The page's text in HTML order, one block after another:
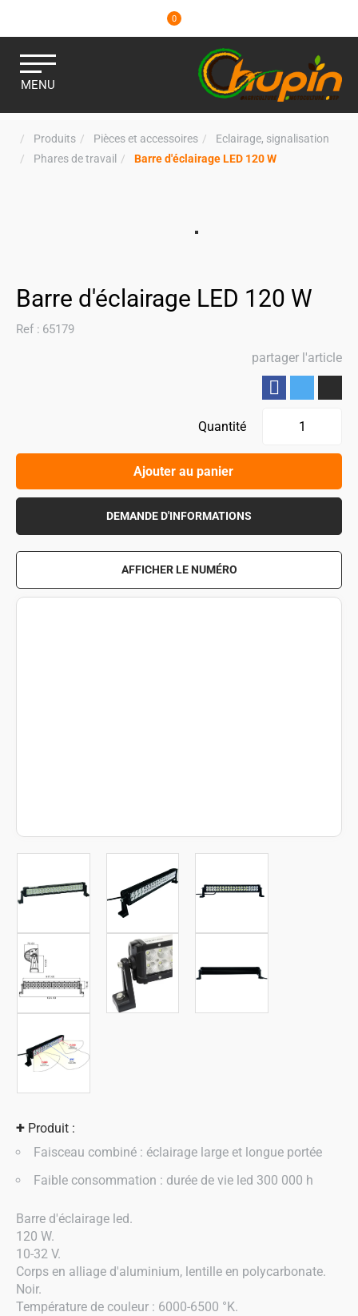
0
MENU
Produits Pièces et accessoires
Eclairage, signalisation
Phares de travail
Barre d'éclairage LED 120 W
Barre d'éclairage LED 120 W
Ref : 65179
+ Produit :
Faisceau combiné : éclairage large et longue portée
Faible consommation : durée de vie led 300 000 h
partager l'article
Barre d'éclairage led.
120 W.
10-32 V.
Corps en alliage d'aluminium, lentille en polycarbonate.
Noir.
Température de couleur : 6000-6500 °K.
Quantité
Ajouter au panier
DEMANDE D'INFORMATIONS
AFFICHER LE NUMÉRO